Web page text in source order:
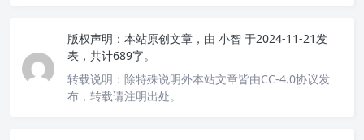
版权声明： 本站原创文章，由 小智 于2024-11-21发
表，共计689字。
转载说明： 除特殊说明外本站文章皆由CC-4.0协议发
布，转载请注明出处。